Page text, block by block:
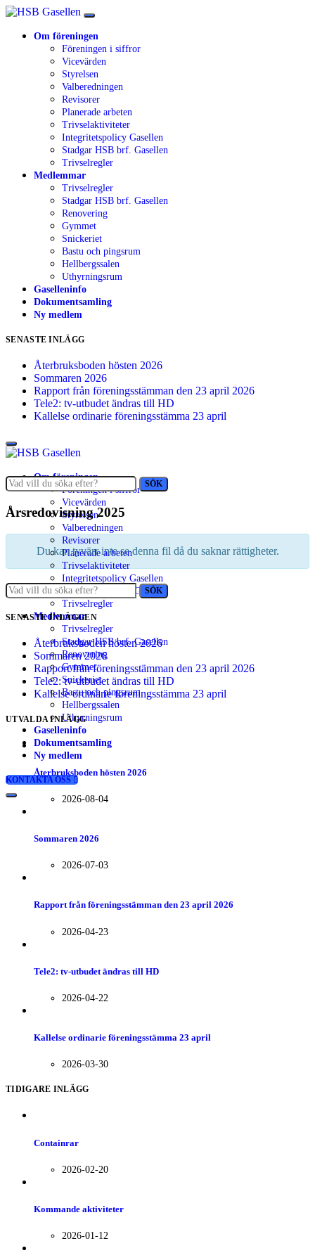
Om föreningen
Föreningen i siffror
Vicevärden
Styrelsen
Valberedningen
Revisorer
Planerade arbeten
Trivselaktiviteter
Integritetspolicy Gasellen
Stadgar HSB brf. Gasellen
Trivselregler
Medlemmar
Trivselregler
Stadgar HSB brf. Gasellen
Renovering
Gymmet
Snickeriet
Bastu och pingsrum
Hellbergssalen
Uthyrningsrum
Gaselleninfo
Dokumentsamling
Ny medlem
SENASTE INLÄGG
Återbruksboden hösten 2026
Sommaren 2026
Rapport från föreningsstämman den 23 april 2026
Tele2: tv-utbudet ändras till HD
Kallelse ordinarie föreningsstämma 23 april
Om föreningen
Föreningen i siffror
Vicevärden
Styrelsen
Valberedningen
Revisorer
Planerade arbeten
Trivselaktiviteter
Integritetspolicy Gasellen
Stadgar HSB brf. Gasellen
Trivselregler
Medlemmar
Trivselregler
Stadgar HSB brf. Gasellen
Renovering
Gymmet
Snickeriet
Bastu och pingsrum
Hellbergssalen
Uthyrningsrum
Gaselleninfo
Dokumentsamling
Ny medlem
KONTAKTA OSS
Sök
efter:
SÖK
Årsredovisning 2025
Du kan tyvärr inte se denna fil då du saknar rättigheter.
Sök
efter:
SÖK
SENASTE INLÄGGEN
Återbruksboden hösten 2026
Sommaren 2026
Rapport från föreningsstämman den 23 april 2026
Tele2: tv-utbudet ändras till HD
Kallelse ordinarie föreningsstämma 23 april
UTVALDA INLÄGG
Återbruksboden hösten 2026
2026-08-04
Sommaren 2026
2026-07-03
Rapport från föreningsstämman den 23 april 2026
2026-04-23
Tele2: tv-utbudet ändras till HD
2026-04-22
Kallelse ordinarie föreningsstämma 23 april
2026-03-30
TIDIGARE INLÄGG
Containrar
2026-02-20
Kommande aktiviteter
2026-01-12